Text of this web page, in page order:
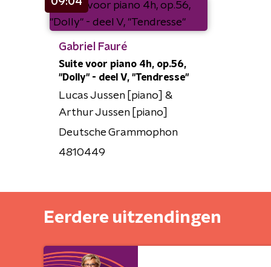
Gabriel Fauré
Suite voor piano 4h, op.56,
"Dolly" - deel V, "Tendresse"
Lucas Jussen [piano] &
Arthur Jussen [piano]
Deutsche Grammophon
4810449
Eerdere uitzendingen